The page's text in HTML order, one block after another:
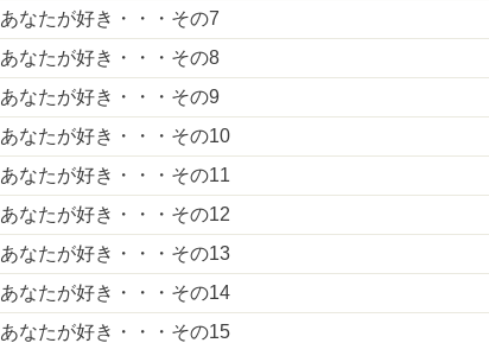
あなたが好き・・・その7
あなたが好き・・・その8
あなたが好き・・・その9
あなたが好き・・・その10
あなたが好き・・・その11
あなたが好き・・・その12
あなたが好き・・・その13
あなたが好き・・・その14
あなたが好き・・・その15